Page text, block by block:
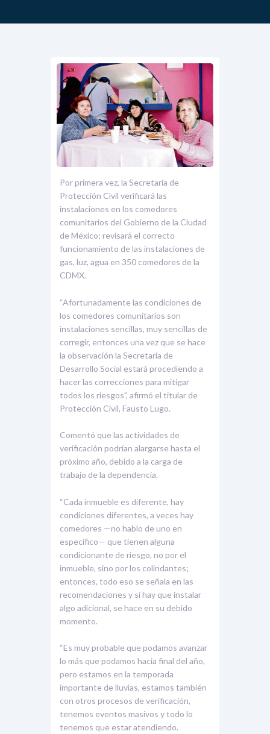
Por primera vez, la Secretaría de
Protección Civil verificará las
instalaciones en los comedores
comunitarios del Gobierno de la Ciudad
de México; revisará el correcto
funcionamiento de las instalaciones de
gas, luz, agua en 350 comedores de la
CDMX.
“Afortunadamente las condiciones de
los comedores comunitarios son
instalaciones sencillas, muy sencillas de
corregir, entonces una vez que se hace
la observación la Secretaría de
Desarrollo Social estará procediendo a
hacer las correcciones para mitigar
todos los riesgos”, afirmó el titular de
Protección Civil, Fausto Lugo.
Comentó que las actividades de
verificación podrían alargarse hasta el
próximo año, debido a la carga de
trabajo de la dependencia.
“Cada inmueble es diferente, hay
condiciones diferentes, a veces hay
comedores —no hablo de uno en
especifico— que tienen alguna
condicionante de riesgo, no por el
inmueble, sino por los colindantes;
entonces, todo eso se señala en las
recomendaciones y si hay que instalar
algo adicional, se hace en su debido
momento.
“Es muy probable que podamos avanzar
lo más que podamos hacia final del año,
pero estamos en la temporada
importante de lluvias, estamos también
con otros procesos de verificación,
tenemos eventos masivos y todo lo
tenemos que estar atendiendo.